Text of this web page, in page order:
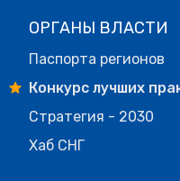
ОРГАНЫ ВЛАСТИ
Паспорта регионов
Конкурс лучших
Стратегия - 2030
Хаб СНГ